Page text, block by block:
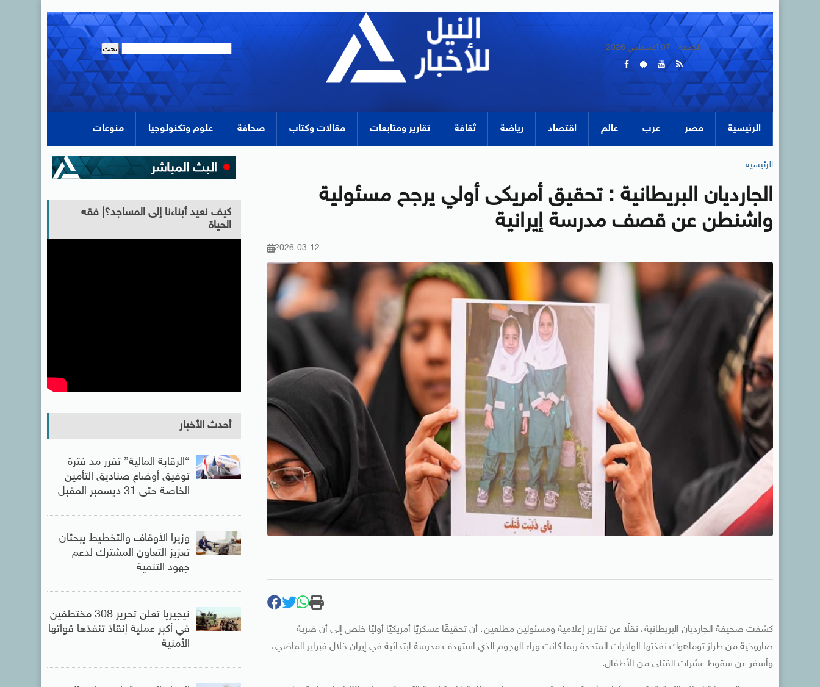
الجمعة - 07 أغسطس 2026
الرئيسية مصر عرب عالم اقتصاد رياضة ثقافة تقارير ومتابعات مقالات وكتاب صحافة علوم وتكنولوجيا منوعات
الرئيسية
الجارديان البريطانية : تحقيق أمريكى أولي يرجح مسئولية
واشنطن عن قصف مدرسة إيرانية
2026-03-12
كشفت صحيفة الجارديان البريطانية، نقلًا عن تقارير إعلامية ومسئولين مطلعين، أن تحقيقًا عسكريًا أمريكيًا أوليًا خلص إلى أن ضربة
صاروخية من طراز توماهوك نفذتها الولايات المتحدة ربما كانت وراء الهجوم الذي استهدف مدرسة ابتدائية في إيران خلال فبراير الماضي،
وأسفر عن سقوط عشرات القتلى من الأطفال.
كيف نعيد أبناءنا إلى المساجد؟| فقه
الحياة
أحدث الأخبار
“الرقابة المالية” تقرر مد فترة
توفيق أوضاع صناديق التأمين
الخاصة حتى 31 ديسمبر المقبل
وزيرا الأوقاف والتخطيط يبحثان
تعزيز التعاون المشترك لدعم
جهود التنمية
نيجيريا تعلن تحرير 308 مختطفين
في أكبر عملية إنقاذ تنفذها قواتها
الأمنية